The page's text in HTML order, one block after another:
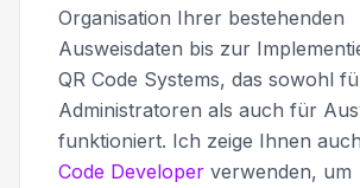
Organisation Ihrer bestehenden
Ausweisdaten bis zur
QR Code Systems, das sowohl
Administratoren als auch für
funktioniert. Ich zeige Ihnen
Code Developer verwenden, um